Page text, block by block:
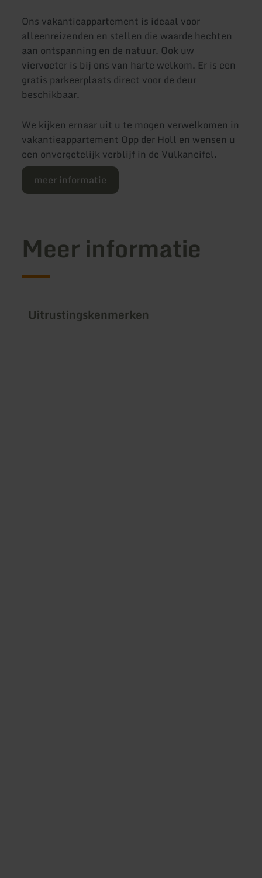
Ons vakantieappartement is ideaal voor
alleenreizenden en stellen die waarde hechten
aan ontspanning en de natuur. Ook uw
viervoeter is bij ons van harte welkom. Er is een
gratis parkeerplaats direct voor de deur
beschikbaar.
We kijken ernaar uit u te mogen verwelkomen in
vakantieappartement Opp der Holl en wensen u
een onvergetelijk verblijf in de Vulkaneifel.
meer informatie
Meer informatie
Uitrustingskenmerken